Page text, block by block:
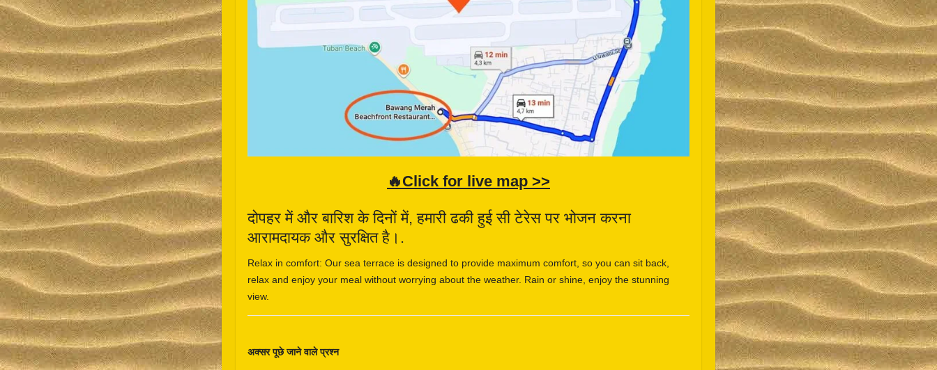
🔥Click for live map >>
दोपहर में और बारिश के दिनों में, हमारी ढकी हुई सी टेरेस पर भोजन करना
आरामदायक और सुरक्षित है।.
Relax in comfort: Our sea terrace is designed to provide maximum comfort, so you can sit back,
relax and enjoy your meal without worrying about the weather. Rain or shine, enjoy the stunning
view.
अक्सर पूछे जाने वाले प्रश्न